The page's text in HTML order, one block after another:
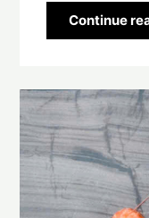
Continue